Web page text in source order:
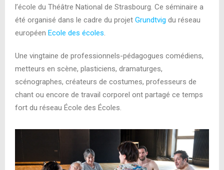
l’école du Théâtre National de Strasbourg. Ce séminaire a
été organisé dans le cadre du projet Grundtvig du réseau
européen Ecole des écoles.
Une vingtaine de professionnels-pédagogues comédiens,
metteurs en scène, plasticiens, dramaturges,
scénographes, créateurs de costumes, professeurs de
chant ou encore de travail corporel ont partagé ce temps
fort du réseau École des Écoles.